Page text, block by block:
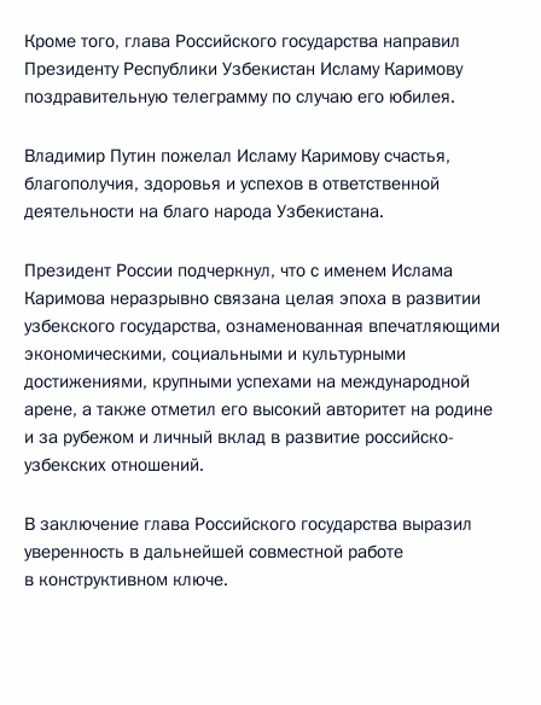
Кроме того, глава Российского государства направил
Президенту Республики Узбекистан Исламу Каримову
поздравительную телеграмму по случаю его юбилея.
Владимир Путин пожелал Исламу Каримову счастья,
благополучия, здоровья и успехов в ответственной
деятельности на благо народа Узбекистана.
Президент России подчеркнул, что с именем Ислама
Каримова неразрывно связана целая эпоха в развитии
узбекского государства, ознаменованная впечатляющими
экономическими, социальными и культурными
достижениями, крупными успехами на международной
арене, а также отметил его высокий авторитет на родине
и за рубежом и личный вклад в развитие российско-
узбекских отношений.
В заключение глава Российского государства выразил
уверенность в дальнейшей совместной работе
в конструктивном ключе.